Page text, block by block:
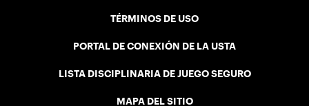
TÉRMINOS DE USO
PORTAL DE CONEXIÓN DE LA USTA
LISTA DISCIPLINARIA DE JUEGO SEGURO
MAPA DEL SITIO